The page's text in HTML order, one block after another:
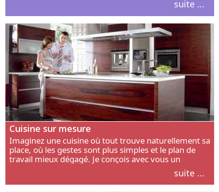
suite ...
Cuisine sur mesure
Imaginez une cuisine où tout trouve naturellement sa
place, où les gestes sont plus simples et le plan de
travail mieux dégagé. Je conçois avec vous un
aménagement adapté à votre manière de cuisiner, de
suite ...